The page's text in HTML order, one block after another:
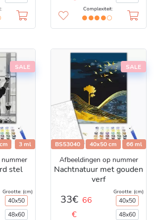
Complexiteit:
SALE
3 ml
stel
Grootte: (cm)
40x50
48x60
SALE
BS53040 40x50 cm 66 ml
Afbeeldingen op nummer
Nachtnatuur met gouden
verf
33€ 66
€
Grootte: (cm)
40x50
48x60